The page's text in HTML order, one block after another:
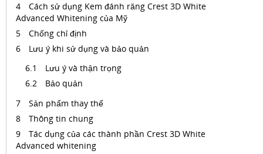
Cách sử dụng Kem đánh răng Crest 3D White
Advanced Whitening của Mỹ
Chống chỉ định
Lưu ý khi sử dụng và bảo quản
Lưu ý và thận trọng
Bảo quản
Sản phẩm thay thế
Thông tin chung
Tác dụng của các thành phần Crest 3D White
Advanced whitening